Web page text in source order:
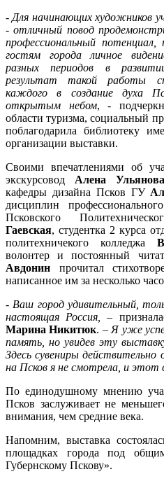
- Для начинающих художников
- отличный повод
профессиональный
гостям города личное
разных периодов в
результат такой работы
каждого в создание духа
открытым небом, -
области туризма, социальный
поблагодарила библиотеку
организации выставки.
Своими впечатлениями об
экскурсовод Алена Ульянова
кафедры дизайна Псков ГУ
дисциплин
Псковского
Гаевская, студентка 2 курса
политехничекого колледжа
волонтер и постоянный
Авдонин прочитал
написанное им за несколько
- Ваш город удивительный,
настоящая Россия,
–
Марина Никитюк. – Я уже
память, но увидев эту
Здесь сувениры действительно
на Псков я не смотрела, и этот
По единодушному мнению
Псков заслуживает не
внимания, чем средние века.
Напомним, выставка
площадках города под
Губернскому Пскову».